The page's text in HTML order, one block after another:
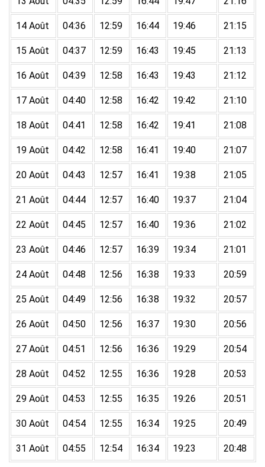
14 Août 04:36 12:59 16:44 19:46 21:15
15 Août 04:37 12:59 16:43 19:45 21:13
16 Août 04:39 12:58 16:43 19:43 21:12
17 Août 04:40 12:58 16:42 19:42 21:10
18 Août 04:41 12:58 16:42 19:41 21:08
19 Août 04:42 12:58 16:41 19:40 21:07
20 Août 04:43 12:57 16:41 19:38 21:05
21 Août 04:44 12:57 16:40 19:37 21:04
22 Août 04:45 12:57 16:40 19:36 21:02
23 Août 04:46 12:57 16:39 19:34 21:01
24 Août 04:48 12:56 16:38 19:33 20:59
25 Août 04:49 12:56 16:38 19:32 20:57
26 Août 04:50 12:56 16:37 19:30 20:56
27 Août 04:51 12:56 16:36 19:29 20:54
28 Août 04:52 12:55 16:36 19:28 20:53
29 Août 04:53 12:55 16:35 19:26 20:51
30 Août 04:54 12:55 16:34 19:25 20:49
31 Août 04:55 12:54 16:34 19:23 20:48